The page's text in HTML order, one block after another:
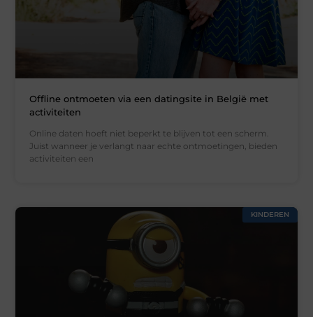
Offline ontmoeten via een datingsite in België met
activiteiten
Online daten hoeft niet beperkt te blijven tot een scherm.
Juist wanneer je verlangt naar echte ontmoetingen, bieden
activiteiten een
KINDEREN